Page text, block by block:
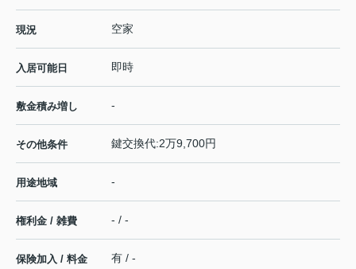
現況 空家
入居可能日 即時
敷金積み増し -
その他条件 鍵交換代:2万9,700円
用途地域 -
権利金 / 雑費 - / -
保険加入 / 料金 有 / -